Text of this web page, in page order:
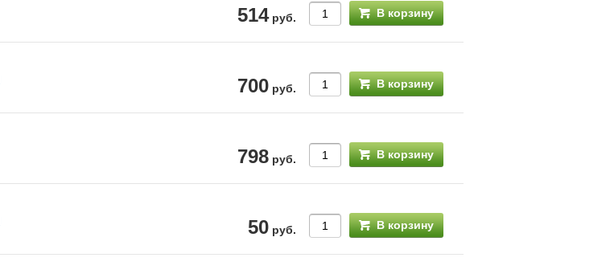
514 руб. В корзину
700 руб. В корзину
798 руб. В корзину
50 руб. В корзину